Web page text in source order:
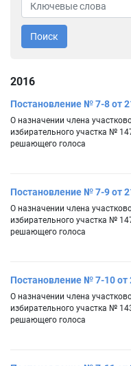
Поиск
2016
Постановление № 7-8 от
О назначении члена
избирательного участка №
решающего голоса
Постановление № 7-9 от
О назначении члена
избирательного участка №
решающего голоса
Постановление № 7-10 от
О назначении члена
избирательного участка №
решающего голоса